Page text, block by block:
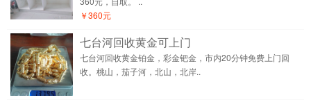
￥360元
七台河回收黄金可上门
七台河回收黄金铂金，彩金钯金，市内20分钟免费上门回
收。桃山，茄子河，北山，北岸..